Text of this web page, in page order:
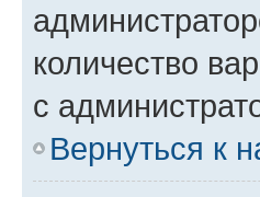
количество
с
Вернуться к